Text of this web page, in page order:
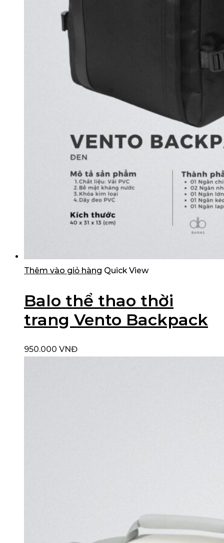
Thêm vào giỏ hàng Quick View
Balo thể thao thời
trang Vento Backpack
950.000 VNĐ